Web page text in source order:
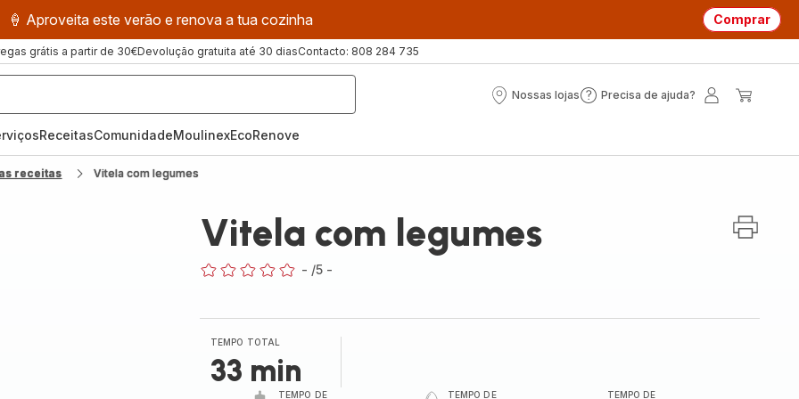
🍦 Aproveita este verão e renova a tua cozinha Comprar
grátis a partir de 30€Devolução gratuita até 30 diasContacto: 808 284 735
Nossas lojas
Nossas
Precisa de ajuda?
Precisa
ReceitasComunidadeMoulinexEcoRenove
receitas Vitela com legumes
Vitela com legumes
- /5 -
TEMPO TOTAL
33 min
TEMPO DE
TEMPO DE
TEMPO DE